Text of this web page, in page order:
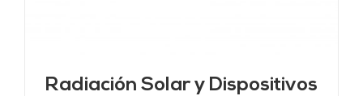
Radiación Solar y Dispositivos